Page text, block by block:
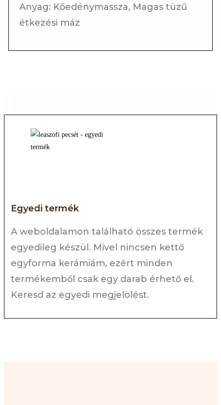
Anyag: Kőedénymassza, Magas tüzű
étkezési máz
Egyedi termék
A weboldalamon található összes termék
egyedileg készül. Mivel nincsen kettő
egyforma kerámiám, ezért minden
termékemből csak egy darab érhető el.
Keresd az egyedi megjelölést.